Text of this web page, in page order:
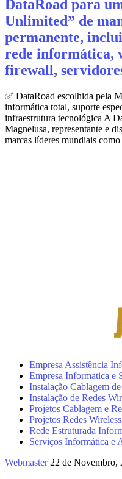
DataRoad para
Unlimited” de
permanente,
rede informática,
firewall,
✅ DataRoad escolhida pela
informática total, suporte
infraestrutura tecnológica A
Magnelusa, representante e
marcas líderes mundiais
Empresa Assistência
Empresa Informatica e
Instalação Cablagem
Instalação de Redes
Projetos Cablagem e
Projetos Redes Wireless
Rede Estruturada
Serviços Informática e
Webmaster 22 de Novembro,